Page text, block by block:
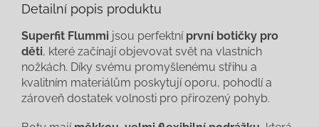
Detailní popis produktu
Superfit Flummi jsou perfektní první botičky pro
děti, které začínají objevovat svět na vlastních
nožkách. Díky svému promyšlenému střihu a
kvalitním materiálům poskytují oporu, pohodlí a
zároveň dostatek volnosti pro přirozený pohyb.